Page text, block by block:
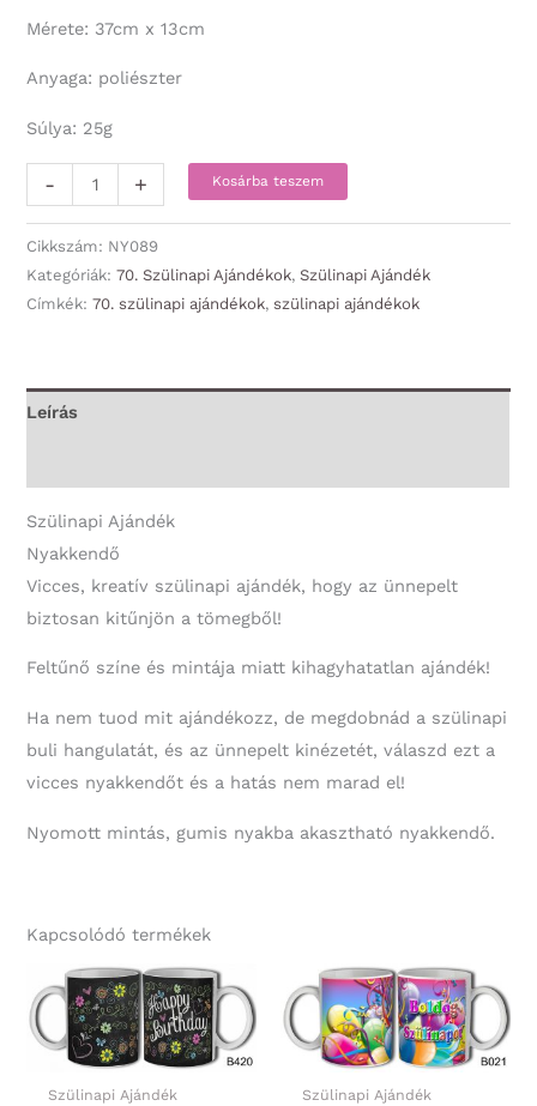
Mérete: 37cm x 13cm
Anyaga: poliészter
Súlya: 25g
-
Nyakkendő
-
Boldog
Szülinapot
70!
70.
+ Kosárba teszem
Cikkszám: NY089
Kategóriák:70. Szülinapi Ajándékok,Szülinapi Ajándék
Címkék:70. szülinapi ajándékok,szülinapi ajándékok
Leírás
Szülinapi Ajándék
Nyakkendő
Vicces, kreatív szülinapi ajándék, hogy az ünnepelt
biztosan kitűnjön a tömegből!
Feltűnő színe és mintája miatt kihagyhatatlan ajándék!
Ha nem tuod mit ajándékozz, de megdobnád a szülinapi
buli hangulatát, és az ünnepelt kinézetét, válaszd ezt a
vicces nyakkendőt és a hatás nem marad el!
Nyomott mintás, gumis nyakba akasztható nyakkendő.
Kapcsolódó termékek
Szülinapi Ajándék Szülinapi Ajándék